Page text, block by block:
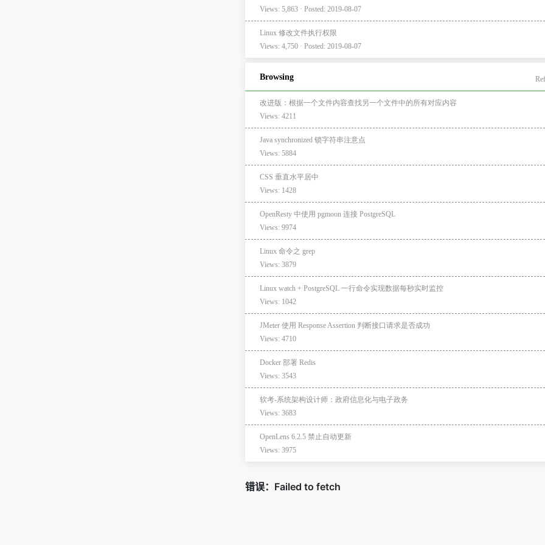
Views: 5,863 · Posted: 2019-08-07
Linux 修改文件执行权限
Views: 4,750 · Posted: 2019-08-07
Browsing
改进版：根据一个文件内容查找另一个文件中的所有对应内容
Views: 4211
Java synchronized 锁字符串注意点
Views: 5884
CSS 垂直水平居中
Views: 1428
OpenResty 中使用 pgmoon 连接 PostgreSQL
Views: 9974
Linux 命令之 grep
Views: 3879
Linux watch + PostgreSQL 一行命令实现数据每秒实时监控
Views: 1042
JMeter 使用 Response Assertion 判断接口请求是否成功
Views: 4710
Docker 部署 Redis
Views: 3543
软考-系统架构设计师：政府信息化与电子政务
Views: 3683
OpenLens 6.2.5 禁止自动更新
Views: 3975